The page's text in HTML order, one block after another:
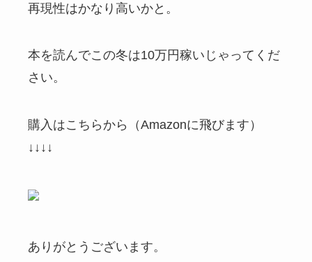
再現性はかなり高いかと。
本を読んでこの冬は10万円稼いじゃってくだ
さい。
購入はこちらから（Amazonに飛びます）
↓↓↓↓
ありがとうございます。